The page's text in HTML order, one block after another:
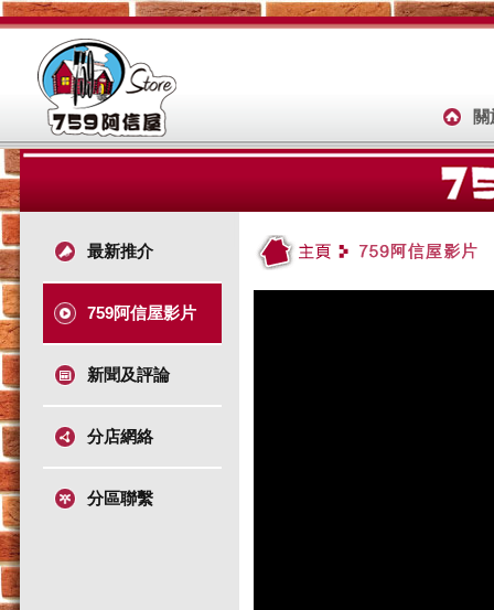
最新推介
759阿信屋影片
新聞及評論
分店網絡
分區聯繫